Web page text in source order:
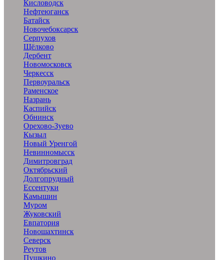
Кисловодск
Нефтеюганск
Батайск
Новочебоксарск
Серпухов
Щёлково
Дербент
Новомосковск
Черкесск
Первоуральск
Раменское
Назрань
Каспийск
Обнинск
Орехово-Зуево
Кызыл
Новый Уренгой
Невинномысск
Димитровград
Октябрьский
Долгопрудный
Ессентуки
Камышин
Муром
Жуковский
Евпатория
Новошахтинск
Северск
Реутов
Пушкино